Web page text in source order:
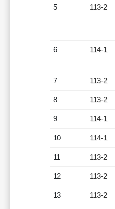
5 113-2
6 114-1
7 113-2
8 113-2
9 114-1
10 114-1
11 113-2
12 113-2
13 113-2